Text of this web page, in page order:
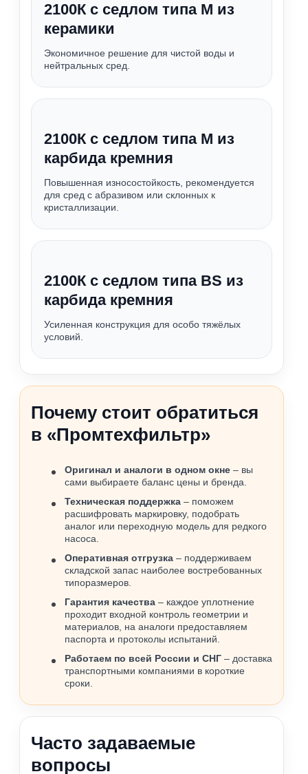
2100К с седлом типа М из
керамики
Экономичное решение для чистой воды и
нейтральных сред.
2100К с седлом типа М из
карбида кремния
Повышенная износостойкость, рекомендуется
для сред с абразивом или склонных к
кристаллизации.
2100К с седлом типа BS из
карбида кремния
Усиленная конструкция для особо тяжёлых
условий.
Почему стоит обратиться
в «Промтехфильтр»
Оригинал и аналоги в одном окне – вы
сами выбираете баланс цены и бренда.
Техническая поддержка – поможем
расшифровать маркировку, подобрать
аналог или переходную модель для редкого
насоса.
Оперативная отгрузка – поддерживаем
складской запас наиболее востребованных
типоразмеров.
Гарантия качества – каждое уплотнение
проходит входной контроль геометрии и
материалов, на аналоги предоставляем
паспорта и протоколы испытаний.
Работаем по всей России и СНГ – доставка
транспортными компаниями в короткие
сроки.
Часто задаваемые
вопросы